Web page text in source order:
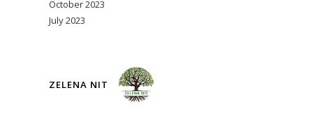
October 2023
July 2023
ZELENA NIT